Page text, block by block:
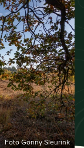
Foto Gonny Sleurink